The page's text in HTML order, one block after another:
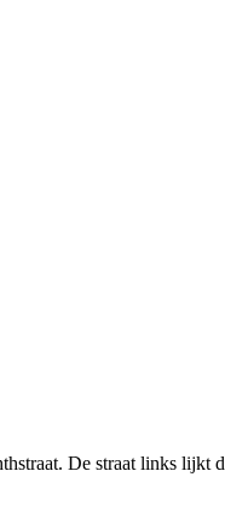
De straat links lijkt